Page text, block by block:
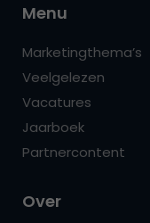
Menu
Marketingthema’s
Veelgelezen
Vacatures
Jaarboek
Partnercontent
Over